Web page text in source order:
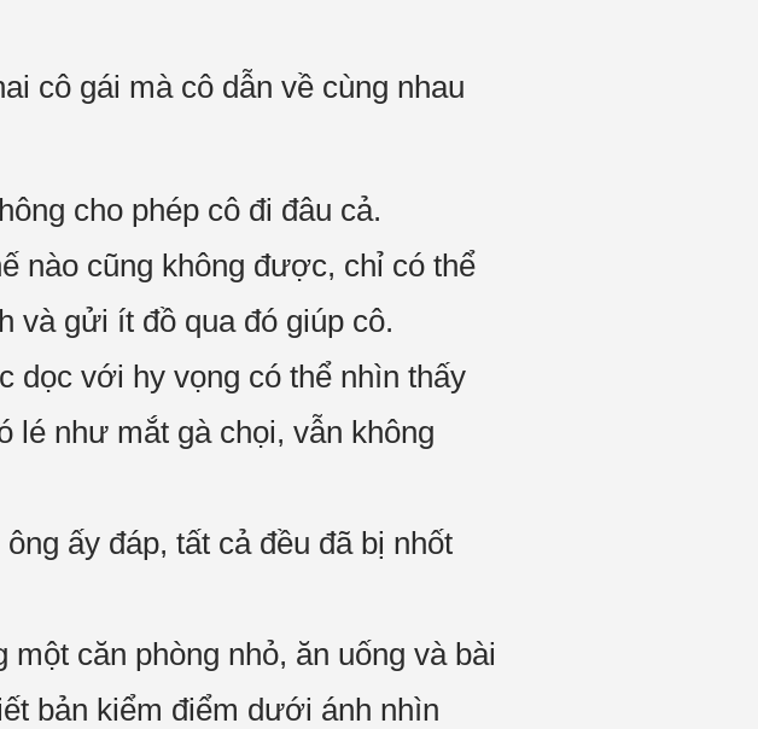
cô gái mà cô dẫn về cùng nhau
cho phép cô đi đâu cả.
nào cũng không được, chỉ có thể
và gửi ít đồ qua đó giúp cô.
dọc với hy vọng có thể nhìn thấy
lé như mắt gà chọi, vẫn không
ấy đáp, tất cả đều đã bị nhốt
căn phòng nhỏ, ăn uống và bài
bản kiểm điểm dưới ánh nhìn